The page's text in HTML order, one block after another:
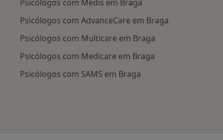
Psicólogos com Médis em Braga
Psicólogos com AdvanceCare em Braga
Psicólogos com Multicare em Braga
Psicólogos com Medicare em Braga
Psicólogos com SAMS em Braga